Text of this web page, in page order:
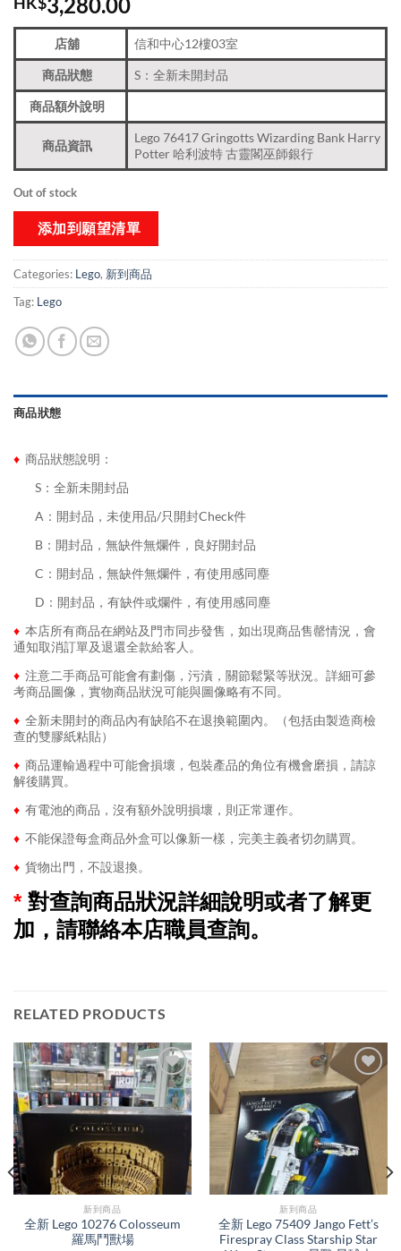
店舖 信和中心12樓03室
商品狀態 S：全新未開封品
商品額外說明
商品資訊
Lego 76417 Gringotts Wizarding Bank Harry
Potter 哈利波特 古靈閣巫師銀行
Out of stock
添加到願望清單
Categories: Lego, 新到商品​
Tag: Lego
商品狀態
♦ 商品狀態說明：
S：全新未開封品
A：開封品，未使用品/只開封Check件
B：開封品，無缺件無爛件，良好開封品
C：開封品，無缺件無爛件，有使用感同塵
D：開封品，有缺件或爛件，有使用感同塵
♦ 本店所有商品在網站及門市同步發售，如出現商品售罄情況，會
通知取消訂單及退還全款給客人。
♦ 注意二手商品可能會有劃傷，污漬，關節鬆緊等狀況。詳細可參
考商品圖像，實物商品狀況可能與圖像略有不同。
♦ 全新未開封的商品內有缺陷不在退換範圍內。（包括由製造商檢
查的雙膠紙粘貼）
♦ 商品運輸過程中可能會損壞，包裝產品的角位有機會磨損，請諒
解後購買。
♦ 有電池的商品，沒有額外說明損壞，則正常運作。
♦ 不能保證每盒商品外盒可以像新一樣，完美主義者切勿購買。
♦ 貨物出門，不設退換。
* 對查詢商品狀況詳細說明或者了解更
加，請聯絡本店職員查詢。
RELATED PRODUCTS
新到商品​
全新 Lego 10276 Colosseum
羅馬鬥獸場
新到商品​
全新 Lego 75409 Jango Fett’s
Firespray Class Starship Star